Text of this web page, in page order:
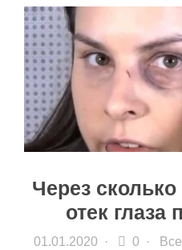
Через
отек глаза
01.01.2020 · 0 ·